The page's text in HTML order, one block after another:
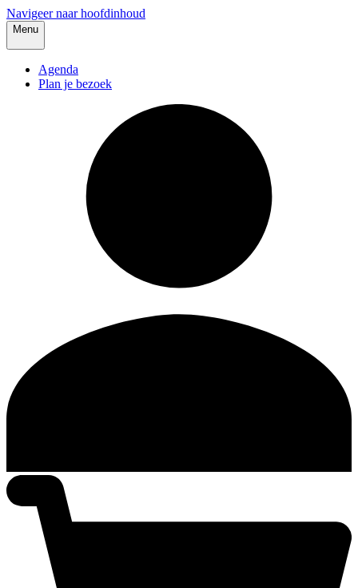
Navigeer naar hoofdinhoud
Menu
Agenda
Plan je bezoek